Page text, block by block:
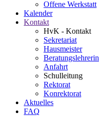
Offene Werkstatt
Kalender
Kontakt
HvK - Kontakt
Sekretariat
Hausmeister
Beratungslehrerin
Anfahrt
Schulleitung
Rektorat
Konrektorat
Aktuelles
FAQ